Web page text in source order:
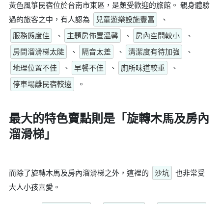
黃色風箏民宿位於台南市東區，是頗受歡迎的旅館。 親身體驗
過的旅客之中，有人認為
兒童遊樂設施豐富
、
服務態度佳
、 主題房佈置溫馨 、 房內空間較小
、
房間溜滑梯太陡
、 隔音太差 、 清潔度有待加強
、
地理位置不佳
、 早餐不佳 、 廁所味道較重
、
停車場離民宿較遠
。
最大的特色賣點則是「旋轉木馬及房內
溜滑梯」
而除了旋轉木馬及房內溜滑梯之外，這裡的 沙坑
也非常受
大人小孩喜愛。